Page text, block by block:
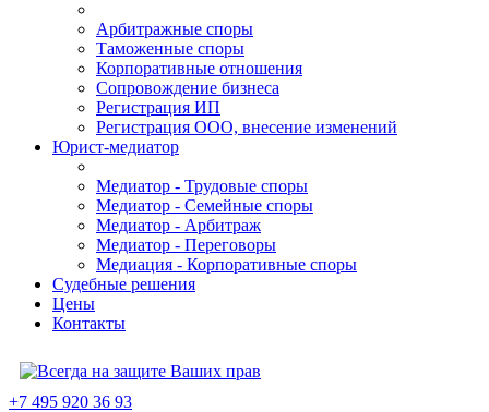
Арбитражные споры
Таможенные споры
Корпоративные отношения
Сопровождение бизнеса
Регистрация ИП
Регистрация ООО, внесение изменений
Юрист-медиатор
Медиатор - Трудовые споры
Медиатор - Семейные споры
Медиатор - Арбитраж
Медиатор - Переговоры
Медиация - Корпоративные споры
Судебные решения
Цены
Контакты
+7 495 920 36 93